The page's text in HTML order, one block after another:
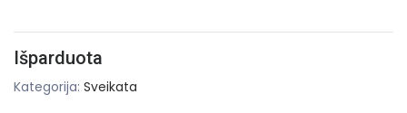
Išparduota
Kategorija: Sveikata